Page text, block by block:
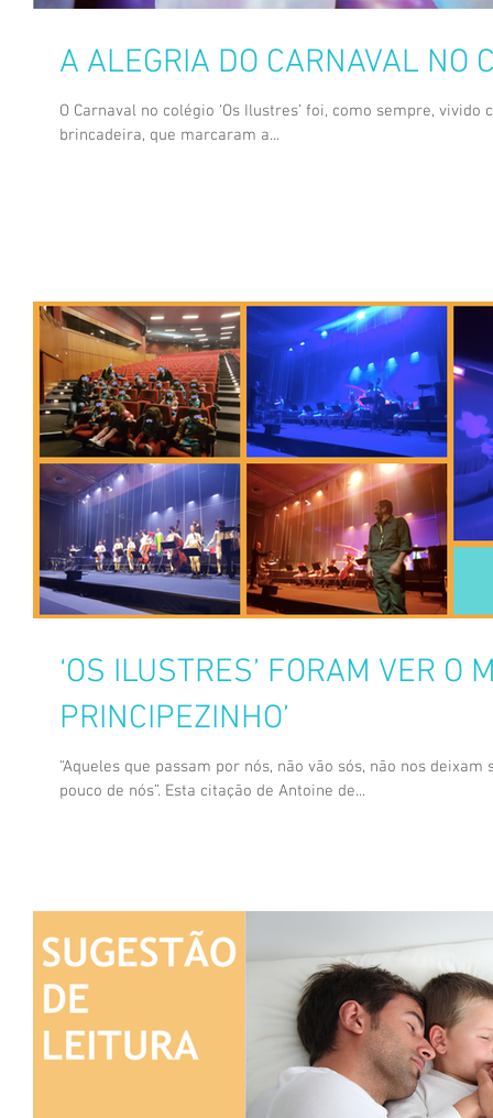
A ALEGRIA DO CARNAVAL NO
O Carnaval no colégio ‘Os Ilustres’ foi, como sempre,
brincadeira, que marcaram a...
‘OS ILUSTRES’ FORAM VER O
PRINCIPEZINHO’
“Aqueles que passam por nós, não vão sós, não nos
pouco de nós”. Esta citação de Antoine de...